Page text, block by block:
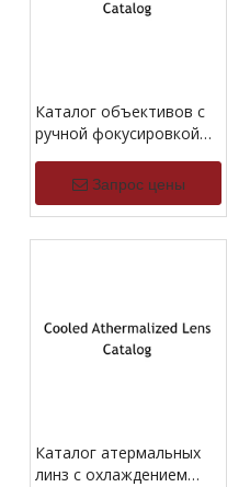
Каталог объективов с
ручной фокусировкой
Запрос цены
Каталог атермальных
линз с охлаждением